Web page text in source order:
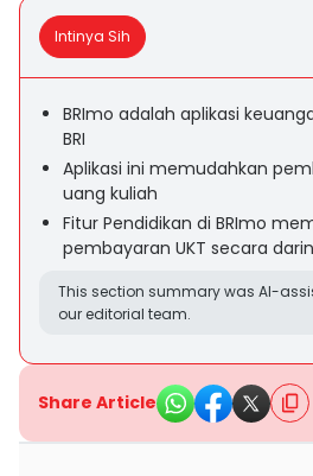
Intinya Sih
BRImo adalah aplikasi
BRI
Aplikasi ini memudahkan
uang kuliah
Fitur Pendidikan di BRImo
pembayaran UKT secara
This section summary was AI-
our editorial team.
Share Article